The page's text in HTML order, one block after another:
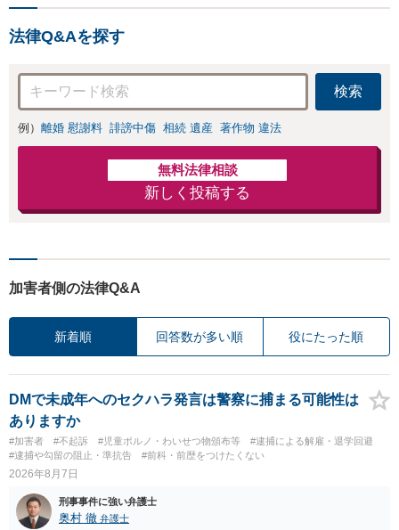
法律Q&Aを探す
検索
例） 離婚 慰謝料 誹謗中傷 相続 遺産 著作物 違法
無料法律相談
新しく投稿する
加害者側の法律Q&A
新着順 回答数が多い順 役にたった順
DMで未成年へのセクハラ発言は警察に捕まる可能性は
ありますか
#加害者 #不起訴 #児童ポルノ・わいせつ物頒布等
#逮捕による解雇・退学回避
#逮捕や勾留の阻止・準抗告
#前科・前歴をつけたくない
2026年8月7日
刑事事件に強い弁護士
奥村 徹 弁護士